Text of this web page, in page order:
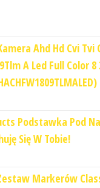
Ahd Hd Cvi Tvi
A Led Full Color 8
Podstawka Pod
Się W Tobie!
Markerów